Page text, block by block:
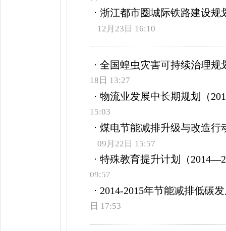
浙江都市圈城际铁路建设规
12月23日 16:10
全国蝗虫灾害可持续治理规
18日 13:27
物流业发展中长期规划（
15:03
煤电节能减排升级与改造行
09月22日 15:57
特殊教育提升计划（
09:57
2014-2015年节能减排低碳
日 17:53